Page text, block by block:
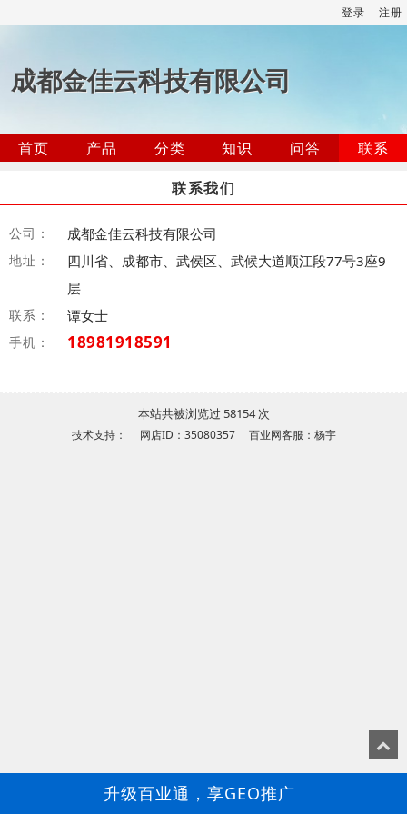
登录 注册
成都金佳云科技有限公司
首页 产品 分类 知识 问答
联系
联系我们
公司： 成都金佳云科技有限公司
地址：
四川省、成都市、武侯区、武候大道顺江段77号3座9
层
联系： 谭女士
手机： 18981918591
本站共被浏览过 58154 次
技术支持： 网店ID：35080357 百业网客服：杨宇
升级百业通，享GEO推广